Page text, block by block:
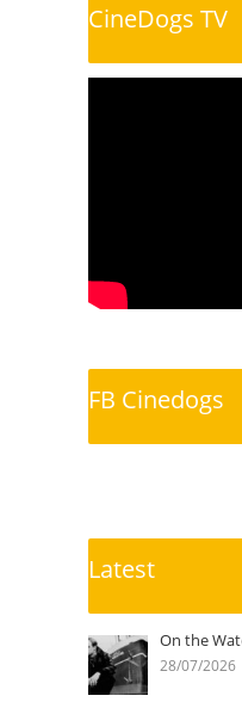
CineDogs TV
FB Cinedogs
Latest
On the
28/07/2026